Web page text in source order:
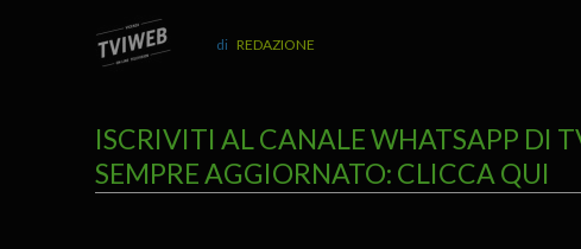
REDAZIONE
ISCRIVITI AL CANALE WHATSAPP DI
SEMPRE AGGIORNATO: CLICCA QUI